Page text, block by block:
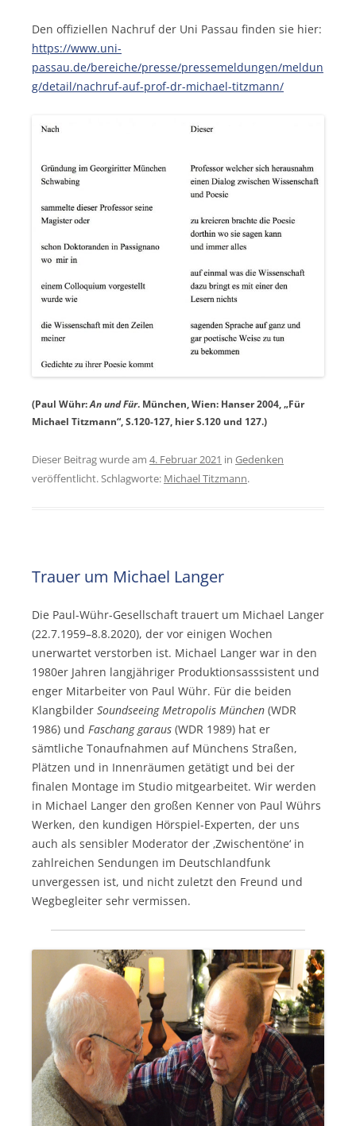
Den offiziellen Nachruf der Uni Passau finden sie hier:
https://www.uni-
passau.de/bereiche/presse/pressemeldungen/meldun
g/detail/nachruf-auf-prof-dr-michael-titzmann/
(Paul Wühr:An und Für. München, Wien: Hanser 2004, „Für
Michael Titzmann“, S.120-127, hier S.120 und 127.)
Dieser Beitrag wurde am 4. Februar 2021 in Gedenken
veröffentlicht. Schlagworte: Michael Titzmann.
Trauer um Michael Langer
Die Paul-Wühr-Gesellschaft trauert um Michael Langer
(22.7.1959–8.8.2020), der vor einigen Wochen
unerwartet verstorben ist. Michael Langer war in den
1980er Jahren langjähriger Produktionsasssistent und
enger Mitarbeiter von Paul Wühr. Für die beiden
Klangbilder Soundseeing Metropolis München(WDR
1986) und Faschang garaus(WDR 1989) hat er
sämtliche Tonaufnahmen auf Münchens Straßen,
Plätzen und in Innenräumen getätigt und bei der
finalen Montage im Studio mitgearbeitet. Wir werden
in Michael Langer den großen Kenner von Paul Wührs
Werken, den kundigen Hörspiel-Experten, der uns
auch als sensibler Moderator der ‚Zwischentöne‘ in
zahlreichen Sendungen im Deutschlandfunk
unvergessen ist, und nicht zuletzt den Freund und
Wegbegleiter sehr vermissen.